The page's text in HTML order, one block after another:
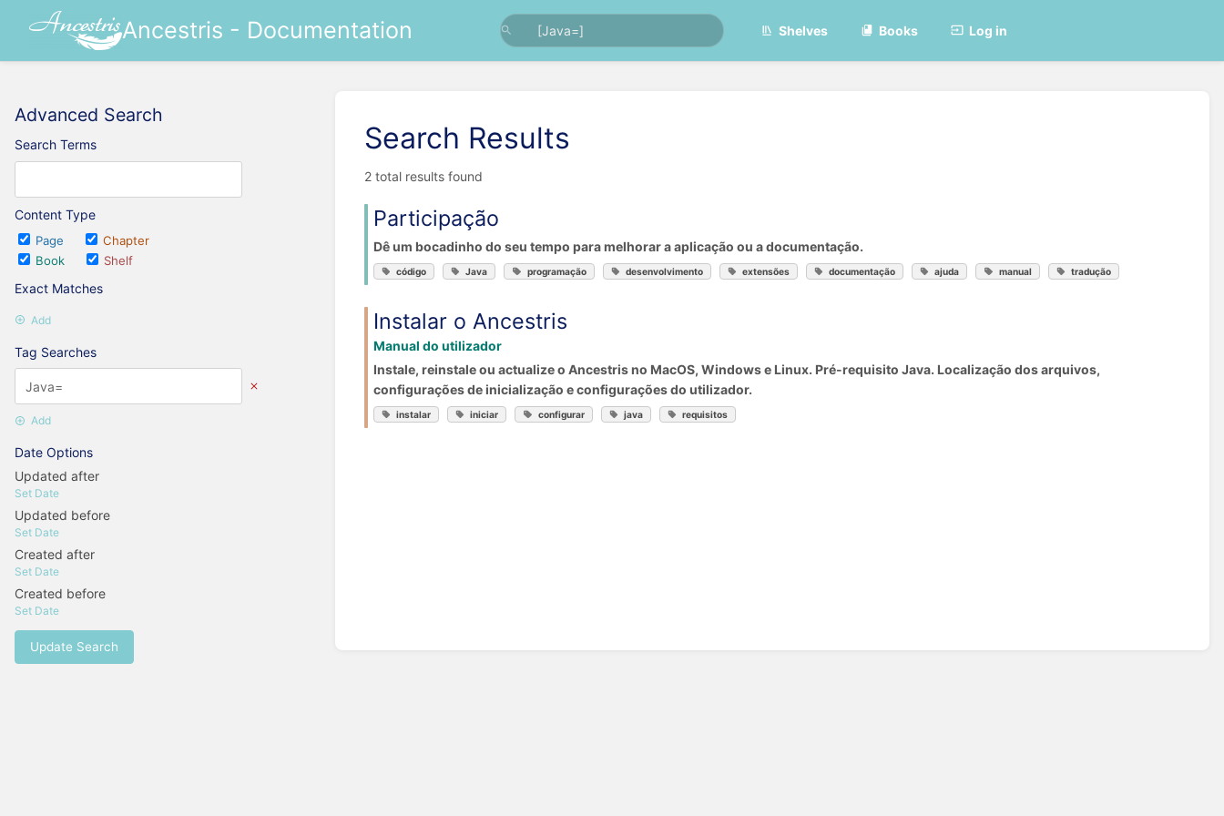
Ancestris - Documentation Shelves Books Log in
Advanced Search
Search Terms
Content Type
Page
Chapter
Book
Shelf
Exact Matches
Add
Tag Searches
Add
Date Options
Updated after
Set Date
Updated before
Set Date
Created after
Set Date
Created before
Set Date
Update Search
Search Results
2 total results found
Participação
Dê um bocadinho do seu tempo para melhorar a aplicação ou a documentação.
código Java programação desenvolvimento extensões documentação ajuda manual tradução
Instalar o Ancestris
Manual do utilizador
Instale, reinstale ou actualize o Ancestris no MacOS, Windows e Linux. Pré-requisito Java. Localização dos arquivos,
configurações de inicialização e configurações do utilizador.
instalar iniciar configurar java requisitos